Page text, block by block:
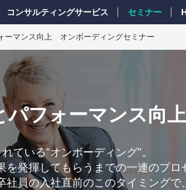
コンサルティングサービス セミナー
ーマンス向上 オンボーディングセミナー
パフォーマンス
ている”オンボーディング”。
発揮してもらうまでの一連のプロ
社員の入社直前のこのタイミングで